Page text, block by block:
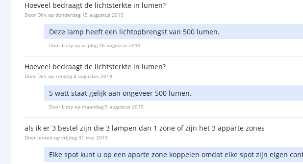
Hoeveel bedraagt de lichtsterkte in lumen?
Door Dirk op donderdag 15 augustus 2019
Deze lamp heeft een lichtopbrengst van 500 lumen.
Door Lizzy op vrijdag 16 augustus 2019
Hoeveel bedraagt de lichtsterkte in lumen?
Door Dirk op zondag 4 augustus 2019
5 watt staat gelijk aan ongeveer 500 lumen.
Door Lizzy op maandag 5 augustus 2019
als ik er 3 bestel zijn die 3 lampen dan 1 zone of zijn het 3 apparte zones
Door jeroen op vrijdag 31 mei 2019
Elke spot kunt u op een aparte zone koppelen omdat elke spot zijn eigen